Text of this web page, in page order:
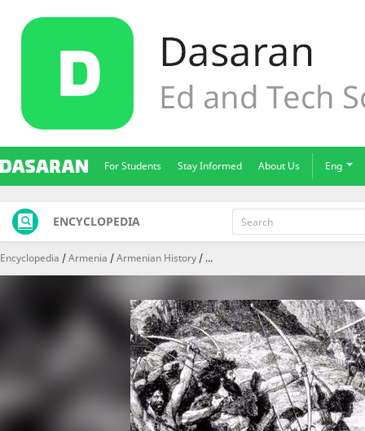
For Students Stay Informed About Us Eng
ENCYCLOPEDIA
Encyclopedia Armenia Armenian History ...